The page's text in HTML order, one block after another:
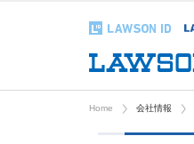
Home 会社情報